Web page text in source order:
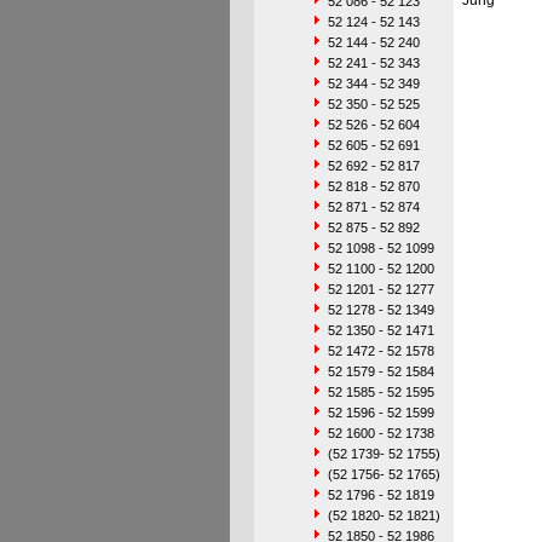
52 124 - 52 143
52 144 - 52 240
52 241 - 52 343
52 344 - 52 349
52 350 - 52 525
52 526 - 52 604
52 605 - 52 691
52 692 - 52 817
52 818 - 52 870
52 871 - 52 874
52 875 - 52 892
52 1098 - 52 1099
52 1100 - 52 1200
52 1201 - 52 1277
52 1278 - 52 1349
52 1350 - 52 1471
52 1472 - 52 1578
52 1579 - 52 1584
52 1585 - 52 1595
52 1596 - 52 1599
52 1600 - 52 1738
(52 1739- 52 1755)
(52 1756- 52 1765)
52 1796 - 52 1819
(52 1820- 52 1821)
52 1850 - 52 1986